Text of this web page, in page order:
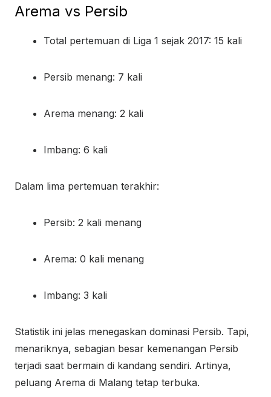
Arema vs Persib
Total pertemuan di Liga 1 sejak 2017: 15 kali
Persib menang: 7 kali
Arema menang: 2 kali
Imbang: 6 kali
Dalam lima pertemuan terakhir:
Persib: 2 kali menang
Arema: 0 kali menang
Imbang: 3 kali
Statistik ini jelas menegaskan dominasi Persib. Tapi,
menariknya, sebagian besar kemenangan Persib
terjadi saat bermain di kandang sendiri. Artinya,
peluang Arema di Malang tetap terbuka.